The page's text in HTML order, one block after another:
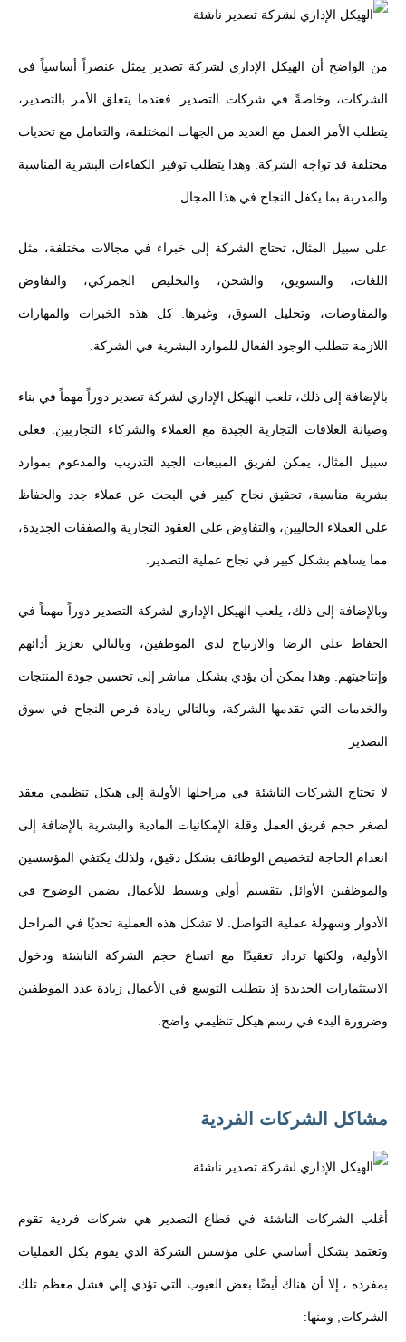
من الواضح أن الهيكل الإداري لشركة تصدير يمثل عنصراً أساسياً في
الشركات، وخاصةً في شركات التصدير. فعندما يتعلق الأمر بالتصدير،
يتطلب الأمر العمل مع العديد من الجهات المختلفة، والتعامل مع تحديات
مختلفة قد تواجه الشركة. وهذا يتطلب توفير الكفاءات البشرية المناسبة
والمدربة بما يكفل النجاح في هذا المجال.
على سبيل المثال، تحتاج الشركة إلى خبراء في مجالات مختلفة، مثل
اللغات، والتسويق، والشحن، والتخليص الجمركي، والتفاوض
والمفاوضات، وتحليل السوق، وغيرها. كل هذه الخبرات والمهارات
اللازمة تتطلب الوجود الفعال للموارد البشرية في الشركة.
بالإضافة إلى ذلك، تلعب الهيكل الإداري لشركة تصدير دوراً مهماً في بناء
وصيانة العلاقات التجارية الجيدة مع العملاء والشركاء التجاريين. فعلى
سبيل المثال، يمكن لفريق المبيعات الجيد التدريب والمدعوم بموارد
بشرية مناسبة، تحقيق نجاح كبير في البحث عن عملاء جدد والحفاظ
على العملاء الحاليين، والتفاوض على العقود التجارية والصفقات الجديدة،
مما يساهم بشكل كبير في نجاح عملية التصدير.
وبالإضافة إلى ذلك، يلعب الهيكل الإداري لشركة التصدير دوراً مهماً في
الحفاظ على الرضا والارتياح لدى الموظفين، وبالتالي تعزيز أدائهم
وإنتاجيتهم. وهذا يمكن أن يؤدي بشكل مباشر إلى تحسين جودة المنتجات
والخدمات التي تقدمها الشركة، وبالتالي زيادة فرص النجاح في سوق
التصدير
لا تحتاج الشركات الناشئة في مراحلها الأولية إلى هيكل تنظيمي معقد
لصغر حجم فريق العمل وقلة الإمكانيات المادية والبشرية بالإضافة إلى
انعدام الحاجة لتخصيص الوظائف بشكل دقيق، ولذلك يكتفي المؤسسين
والموظفين الأوائل بتقسيم أولي وبسيط للأعمال يضمن الوضوح في
الأدوار وسهولة عملية التواصل. لا تشكل هذه العملية تحديًا في المراحل
الأولية، ولكنها تزداد تعقيدًا مع اتساع حجم الشركة الناشئة ودخول
الاستثمارات الجديدة إذ يتطلب التوسع في الأعمال زيادة عدد الموظفين
وضرورة البدء في رسم هيكل تنظيمي واضح.
مشاكل الشركات الفردية
أغلب الشركات الناشئة في قطاع التصدير هي شركات فردية تقوم
وتعتمد بشكل أساسي على مؤسس الشركة الذي يقوم بكل العمليات
بمفرده ، إلا أن هناك أيضًا بعض العيوب التي تؤدي إلي فشل معظم تلك
الشركات, ومنها: